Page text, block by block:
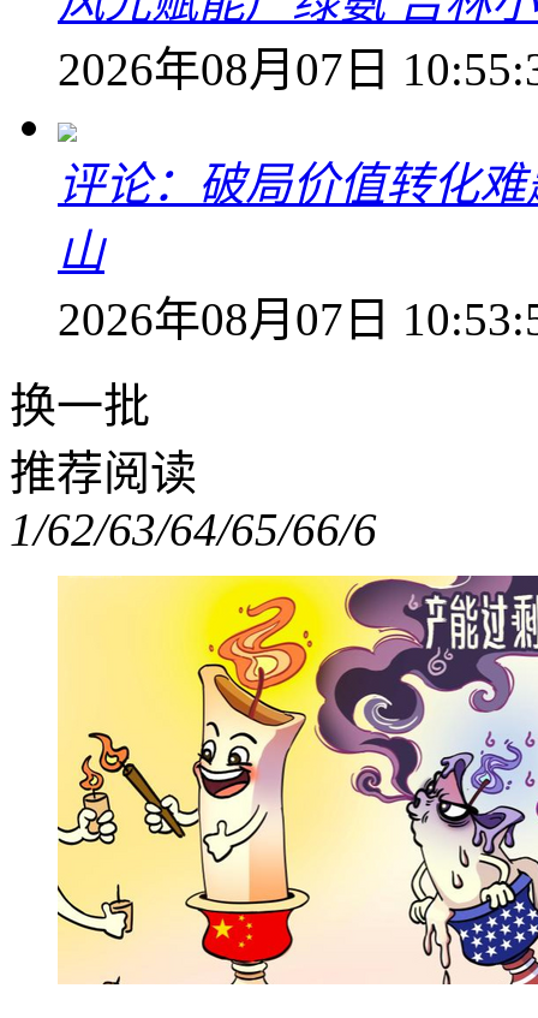
2026年08月07日
评论：破局价值转化
山
2026年08月07日
换一批
推荐阅读
1/62/63/64/65/66/6